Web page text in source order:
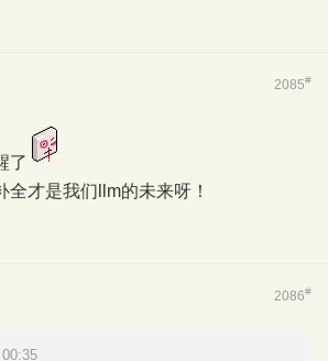
2085#
了
全才是我们llm的未来呀！
2086#